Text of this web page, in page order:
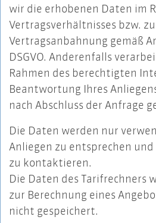
wir die erhobenen Daten im
Vertragsverhältnisses bzw.
Vertragsanbahnung gemäß
DSGVO. Anderenfalls
Rahmen des berechtigten
Beantwortung Ihres
nach Abschluss der Anfrage
Die Daten werden nur
Anliegen zu entsprechen
zu kontaktieren.
Die Daten des Tarifrechners
zur Berechnung eines
nicht gespeichert.